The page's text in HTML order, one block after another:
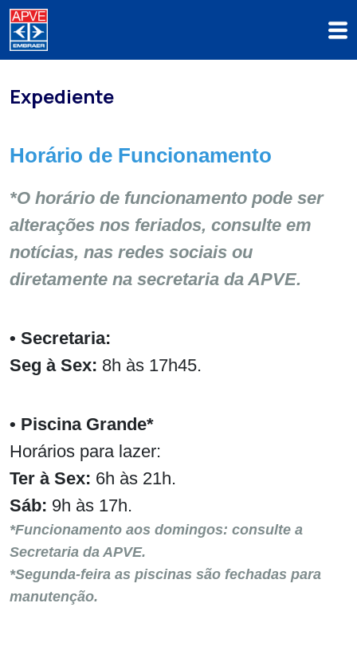
Expediente
Horário de Funcionamento
*O horário de funcionamento pode ser
alterações nos feriados, consulte em
notícias, nas redes sociais ou
diretamente na secretaria da APVE.
• Secretaria:
Seg à Sex: 8h às 17h45.
• Piscina Grande*
Horários para lazer:
Ter à Sex: 6h às 21h.
Sáb: 9h às 17h.
*Funcionamento aos domingos: consulte a
Secretaria da APVE.
*Segunda-feira as piscinas são fechadas para
manutenção.